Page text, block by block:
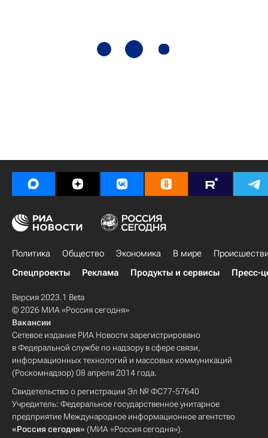
Политика Общество Экономика В мире
Спецпроекты
Реклама Продукты и сервисы Пресс-
Версия 2023.1 Beta
© 2026 МИА «Россия сегодня»
Вакансии
Сетевое издание РИА Новости зарегистрировано
в Федеральной службе по надзору в сфере связи,
информационных технологий и массовых коммуникаций
(Роскомнадзор) 08 апреля 2014 года.
Свидетельство о регистрации Эл № ФС77-57640
Учредитель: Федеральное государственное унитарное
предприятие Международное информационное агентство
«Россия сегодня» (МИА «Россия сегодня»).